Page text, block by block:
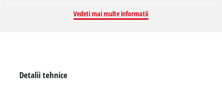
aspiratorului curat pentru mai mult timp, astfel incat puterea
racordului 65 mm). Sacul de aspirare este pur si simplu plasat
Vedeti mai multe informatii
Detalii tehnice